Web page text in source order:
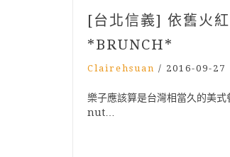
[台北信義] 依舊火
*BRUNCH*
Clairehsuan / 2016-09-27
樂子應該算是台灣相當久的美
nut…